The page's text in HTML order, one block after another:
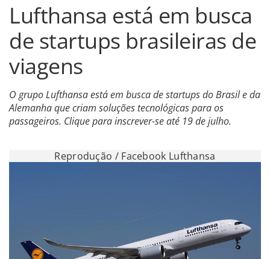
Lufthansa está em busca
de startups brasileiras de
viagens
O grupo Lufthansa está em busca de startups do Brasil e da
Alemanha que criam soluções tecnológicas para os
passageiros. Clique para inscrever-se até 19 de julho.
Reprodução / Facebook Lufthansa